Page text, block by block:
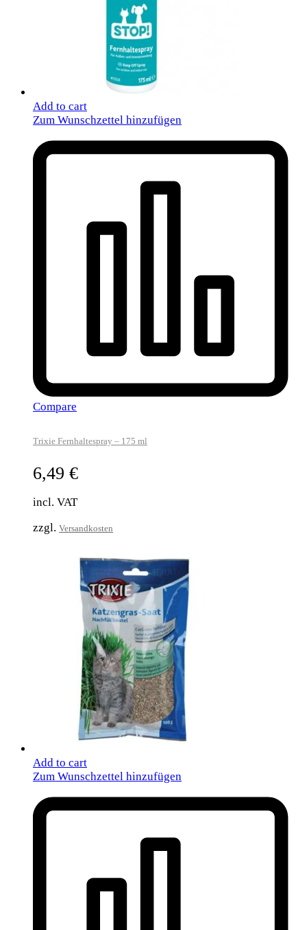
Add to cart
Zum Wunschzettel hinzufügen
Compare
Trixie Fernhaltespray – 175 ml
6,49 €
incl. VAT
zzgl. Versandkosten
Add to cart
Zum Wunschzettel hinzufügen